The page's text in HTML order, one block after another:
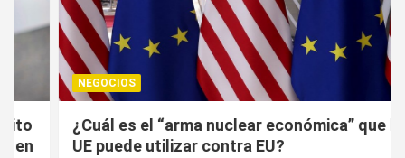
NEGOCIOS
¿Cuál es el “arma nuclear económica” que la
UE puede utilizar contra EU?